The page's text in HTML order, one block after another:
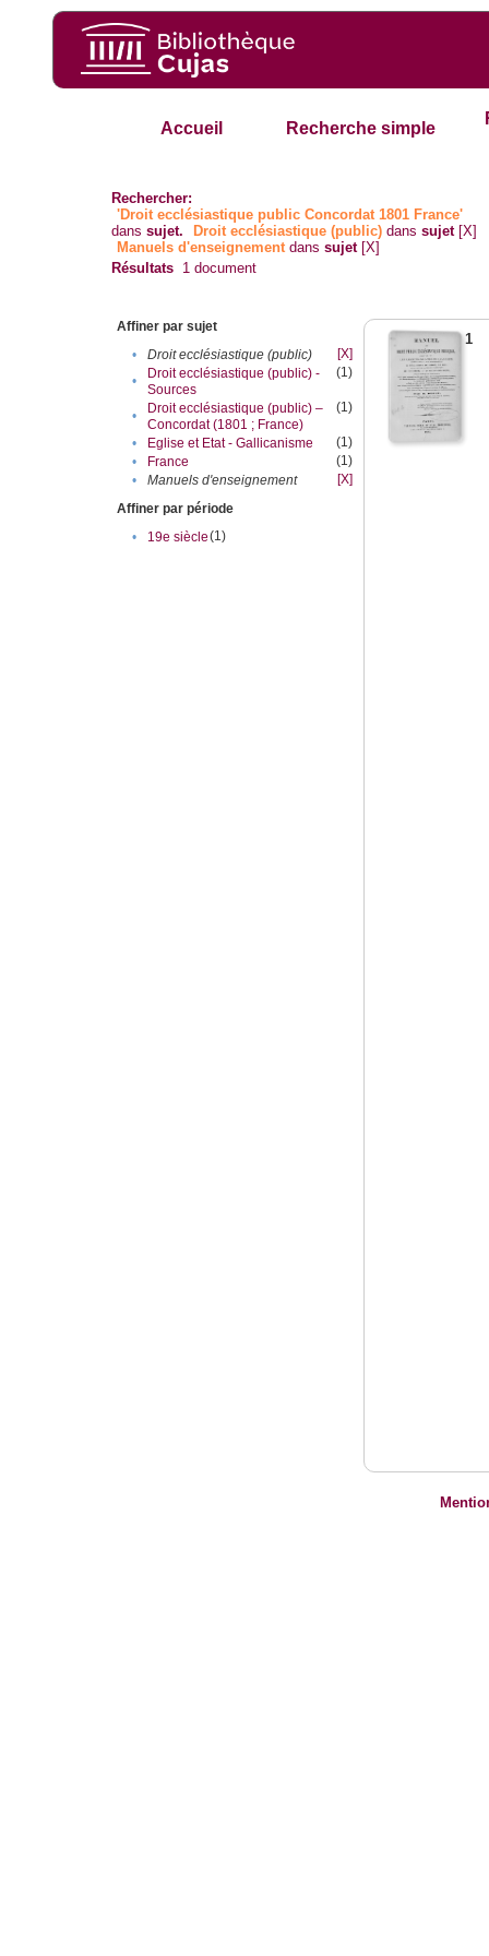
Accueil Recherche simple
Rechercher:
'Droit ecclésiastique public Concordat 1801 France'
danssujet. Droit ecclésiastique (public) danssujet [X]
Manuels d'enseignementdanssujet [X]
Résultats 1 document
Affiner par sujet
•
Droit ecclésiastique (public)
[X]
•
Droit ecclésiastique (public) -
Sources
(1)
•
Droit ecclésiastique (public) –
Concordat (1801 ; France)
(1)
• Eglise et Etat - Gallicanisme
(1)
•
France
(1)
•
Manuels d'enseignement
[X]
Affiner par période
•
19e siècle(1)
1